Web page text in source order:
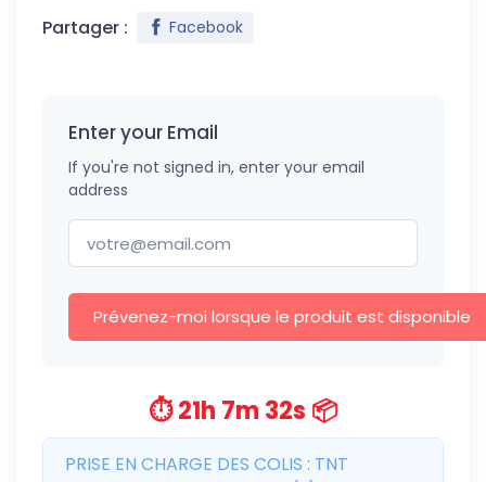
Partager : Facebook
Enter your Email
If you're not signed in, enter your email
address
Prévenez-moi lorsque le produit est disponible
⏱️ 21h 7m 31s 📦
PRISE EN CHARGE DES COLIS : TNT